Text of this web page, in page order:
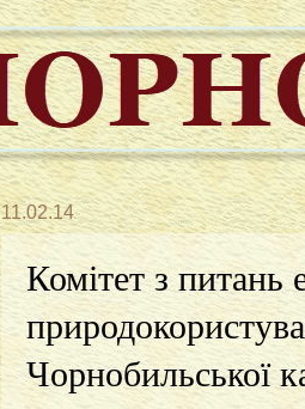
11.02.14
Комітет з питань
Чорнобильської